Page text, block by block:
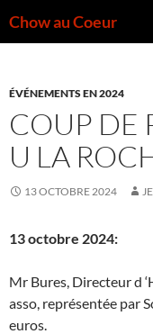
auChow au Coeur
ÉVÉNEMENTS EN 2024
COUP DE
U LA
13 OCTOBRE 2024
13 octobre 2024:
Mr Bures, Directeur d
asso, représentée par
euros.